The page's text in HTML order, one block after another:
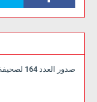
صدور العدد 164 لصحيفة الحدث الاسبوعي من لندن